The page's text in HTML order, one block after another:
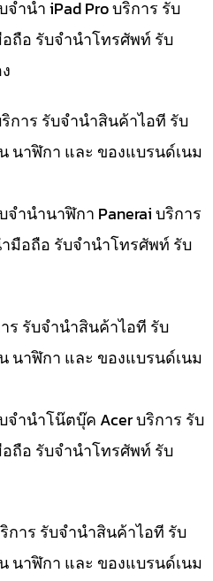
ำนำ iPad Pro บริการ รับ
ถือ รับจำนำโทรศัพท์ รับ
การ รับจำนำสินค้าไอที รับ
นาฬิกา และ ของแบรนด์เนม
ำนำนาฬิกา Panerai บริการ
มือถือ รับจำนำโทรศัพท์ รับ
ร รับจำนำสินค้าไอที รับ
นาฬิกา และ ของแบรนด์เนม
ำนำโน๊ตบุ๊ค Acer บริการ รับ
ถือ รับจำนำโทรศัพท์ รับ
การ รับจำนำสินค้าไอที รับ
นาฬิกา และ ของแบรนด์เนม